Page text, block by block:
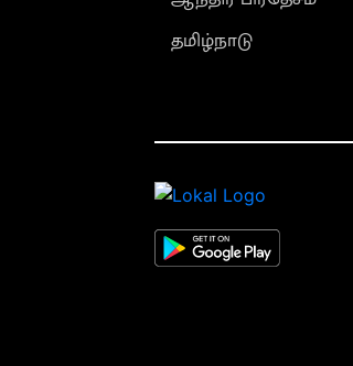
தமிழ்நாடு